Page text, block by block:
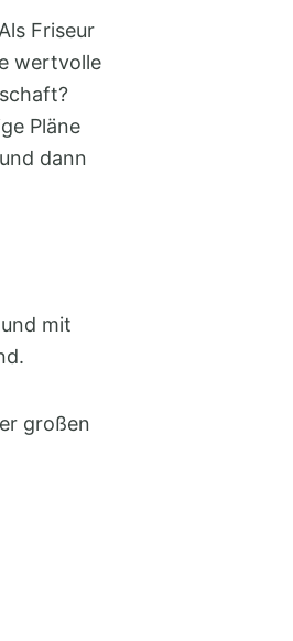
Friseur
wertvolle
Pläne
dann
mit
großen